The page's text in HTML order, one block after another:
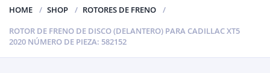
HOME SHOP
ROTORES DE FRENO
ROTOR DE FRENO DE DISCO (DELANTERO) PARA CADILLAC XT5
2020 NÚMERO DE PIEZA: 582152